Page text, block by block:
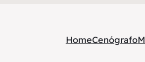
HomeCenógrafo